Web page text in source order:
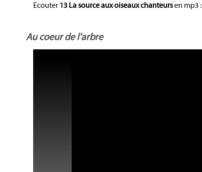
Ecouter 13 La source aux oiseaux chanteursen mp3 :
Au coeur de l'arbre